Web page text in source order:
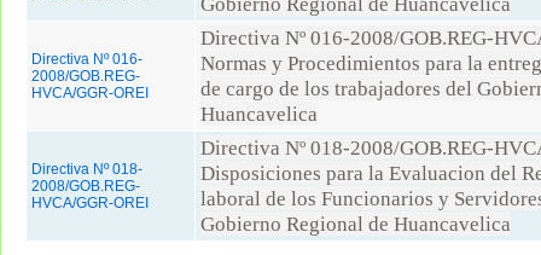
Directiva Nº 016-
2008/GOB.REG-
HVCA/GGR-OREI
Directiva Nº 016-2008/GOB.REG-
Normas y Procedimientos para la
de cargo de los trabajadores del
Huancavelica
Directiva Nº 018-
2008/GOB.REG-
HVCA/GGR-OREI
Directiva Nº 018-2008/GOB.REG-
Disposiciones para la Evaluacion del
laboral de los Funcionarios y
Gobierno Regional de Huancavelica